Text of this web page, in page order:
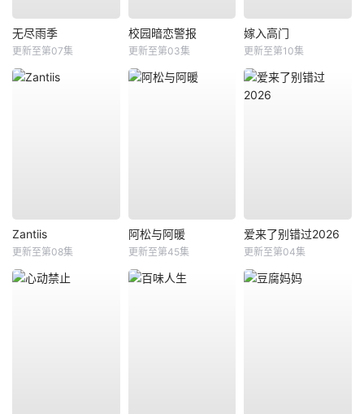
无尽雨季
更新至第07集
校园暗恋警报
更新至第03集
嫁入高门
更新至第10集
Zantiis
更新至第08集
阿松与阿暖
更新至第45集
爱来了别错过2026
更新至第04集